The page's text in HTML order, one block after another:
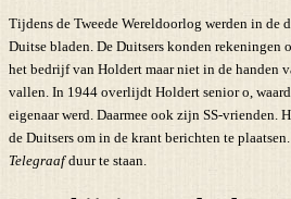
Tijdens de Tweede Wereldoorlog werden in de
Duitse bladen. De Duitsers konden rekeningen
het bedrijf van Holdert maar niet in de handen
vallen. In 1944 overlijdt Holdert senior o,
eigenaar werd. Daarmee ook zijn SS-vrienden.
de Duitsers om in de krant berichten te
Telegraafduur te staan.